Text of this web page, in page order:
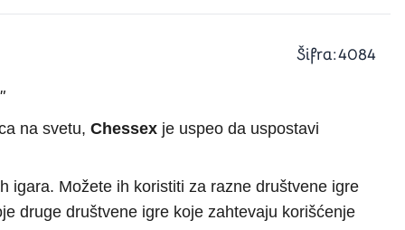
igranje
Šifra:4084
na svetu, Chessex je uspeo da uspostavi
igara. Možete ih koristiti za razne društvene igre
druge društvene igre koje zahtevaju korišćenje